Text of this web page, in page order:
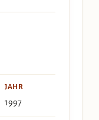
JAHR
1997